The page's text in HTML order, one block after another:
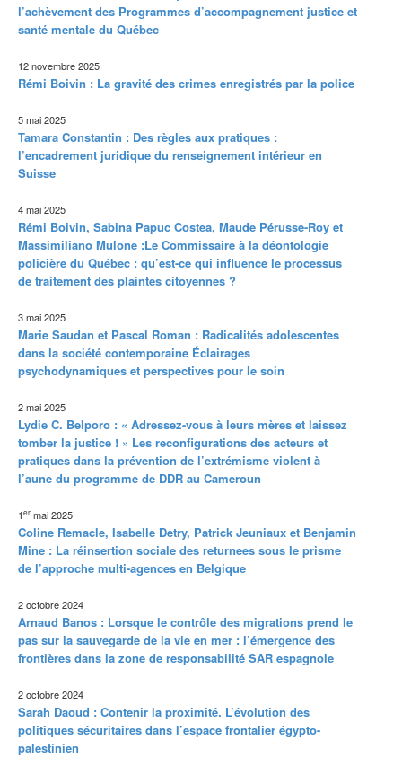
l’achèvement des Programmes d’accompagnement justice et
santé mentale du Québec
12 novembre 2025
Rémi Boivin : La gravité des crimes enregistrés par la police
5 mai 2025
Tamara Constantin : Des règles aux pratiques :
l’encadrement juridique du renseignement intérieur en
Suisse
4 mai 2025
Rémi Boivin, Sabina Papuc Costea, Maude Pérusse-Roy et
Massimiliano Mulone :Le Commissaire à la déontologie
policière du Québec : qu’est-ce qui influence le processus
de traitement des plaintes citoyennes ?
3 mai 2025
Marie Saudan et Pascal Roman : Radicalités adolescentes
dans la société contemporaine Éclairages
psychodynamiques et perspectives pour le soin
2 mai 2025
Lydie C. Belporo : « Adressez-vous à leurs mères et laissez
tomber la justice ! » Les reconfigurations des acteurs et
pratiques dans la prévention de l’extrémisme violent à
l’aune du programme de DDR au Cameroun
1er mai 2025
Coline Remacle, Isabelle Detry, Patrick Jeuniaux et Benjamin
Mine : La réinsertion sociale des returnees sous le prisme
de l’approche multi-agences en Belgique
2 octobre 2024
Arnaud Banos : Lorsque le contrôle des migrations prend le
pas sur la sauvegarde de la vie en mer : l’émergence des
frontières dans la zone de responsabilité SAR espagnole
2 octobre 2024
Sarah Daoud : Contenir la proximité. L’évolution des
politiques sécuritaires dans l’espace frontalier égypto-
palestinien